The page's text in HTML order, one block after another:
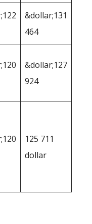
&dollar;131
464
&dollar;127
924
125 711
dollar